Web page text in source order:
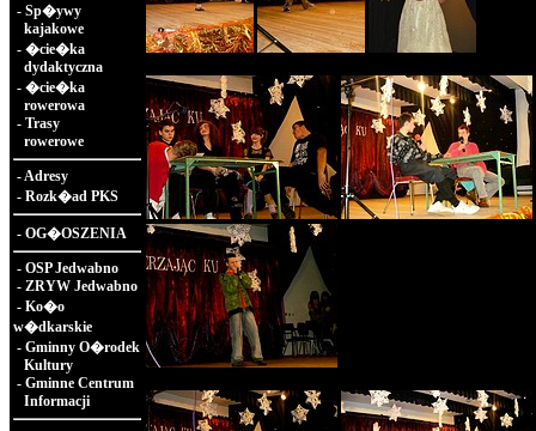
- Sp�ywy
kajakowe
- �cie�ka
dydaktyczna
- �cie�ka
rowerowa
- Trasy
rowerowe
-Adresy
- Rozk�ad PKS
- OG�OSZENIA
- OSP Jedwabno
- ZRYW Jedwabno
- Ko�o
w�dkarskie
- Gminny O�rodek
Kultury
- Gminne Centrum
Informacji